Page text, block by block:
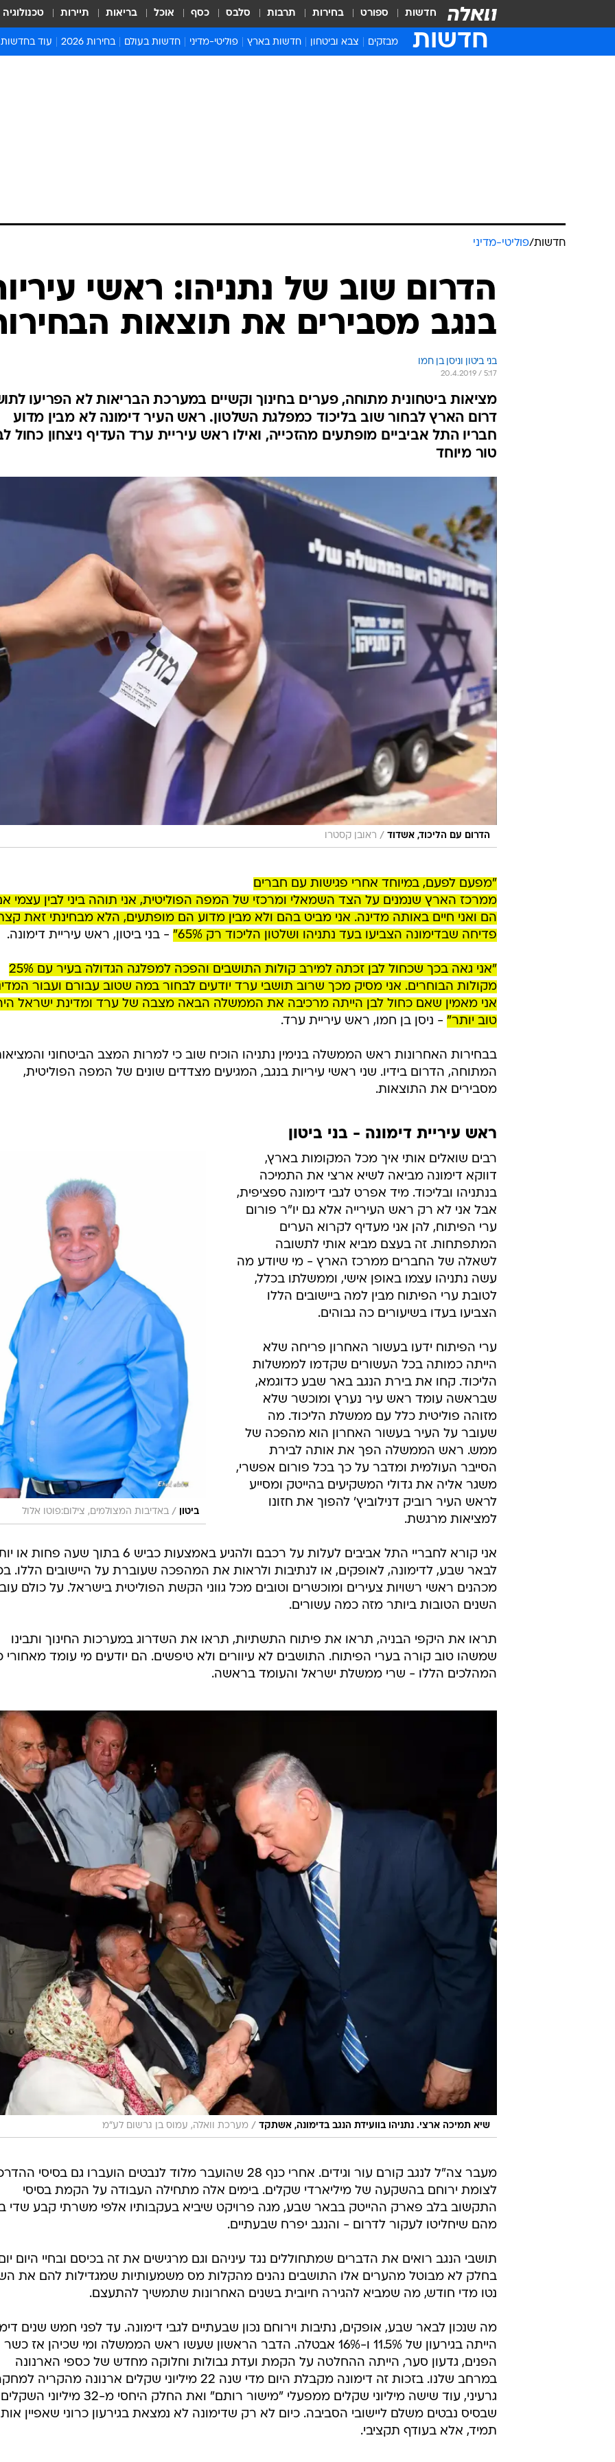
חדשות ספורט בחירות תרבות סלבס כסף אוכל בריאות תיירות טכנולוגיה
חדשות מבזקים צבא וביטחון חדשות בארץ פוליטי-מדיני חדשות בעולם בחירות 2026 עוד בחדשות
חדשות
המייל האדום
חדשות/פוליטי-מדיני
הדרום שוב של נתניהו: ראשי
בנגב מסבירים את תוצאות
בני ביטון וניסן בן חמו
20.4.2019 / 5:17
מציאות ביטחונית מתוחה, פערים בחינוך וקשיים במערכת הבריאות לא הפריעו
דרום הארץ לבחור שוב בליכוד כמפלגת השלטון. ראש העיר דימונה לא מבין מדוע
חבריו התל אביביים מופתעים מהזכייה, ואילו ראש עיריית ערד העדיף ניצחון כחול
טור מיוחד
הדרום עם הליכוד, אשדוד / ראובן קסטרו
"מפעם לפעם, במיוחד אחרי פגישות עם חברים
ממרכז הארץ שנמנים על הצד השמאלי ומרכזי של המפה הפוליטית, אני תוהה ביני לבין עצמי
הם ואני חיים באותה מדינה. אני מביט בהם ולא מבין מדוע הם מופתעים, הלא מבחינתי זאת
פדיחה שבדימונה הצביעו בעד נתניהו ושלטון הליכוד רק 65%"
- בני ביטון, ראש עיריית דימונה.
"אני גאה בכך שכחול לבן זכתה למירב קולות התושבים והפכה למפלגה הגדולה בעיר עם 25%
מקולות הבוחרים. אני מסיק מכך שרוב תושבי ערד יודעים לבחור במה שטוב עבורם ועבור
אני מאמין שאם כחול לבן הייתה מרכיבה את הממשלה הבאה מצבה של ערד ומדינת ישראל
טוב יותר" - ניסן בן חמו, ראש עיריית ערד.
בבחירות האחרונות ראש הממשלה בנימין נתניהו הוכיח שוב כי למרות המצב הביטחוני
המתוחה, הדרום בידיו. שני ראשי עיריות בנגב, המגיעים מצדדים שונים של המפה הפוליטית,
מסבירים את התוצאות.
ראש עיריית דימונה - בני ביטון
ביטון / באדיבות המצולמים, צילום:פוטו אלול
רבים שואלים אותי איך מכל המקומות בארץ,
דווקא דימונה מביאה לשיא ארצי את התמיכה
בנתניהו ובליכוד. מיד אפרט לגבי דימונה ספציפית,
אבל אני לא רק ראש העירייה אלא גם יו"ר פורום
ערי הפיתוח, להן אני מעדיף לקרוא הערים
המתפתחות. זה בעצם מביא אותי לתשובה
לשאלה של החברים ממרכז הארץ - מי שיודע מה
עשה נתניהו עצמו באופן אישי, וממשלתו בכלל,
לטובת ערי הפיתוח מבין למה ביישובים הללו
הצביעו בעדו בשיעורים כה גבוהים.
ערי הפיתוח ידעו בעשור האחרון פריחה שלא
הייתה כמותה בכל העשורים שקדמו לממשלות
הליכוד. קחו את בירת הנגב באר שבע כדוגמא,
שבראשה עומד ראש עיר נערץ ומוכשר שלא
מזוהה פוליטית כלל עם ממשלת הליכוד. מה
שעובר על העיר בעשור האחרון הוא מהפכה של
ממש. ראש הממשלה הפך את אותה לבירת
הסייבר העולמית ומדבר על כך בכל פורום אפשרי,
משגר אליה את גדולי המשקיעים בהייטק ומסייע
לראש העיר רוביק דנילוביץ' להפוך את חזונו
למציאות מרגשת.
אני קורא לחבריי התל אביבים לעלות על רכבם ולהגיע באמצעות כביש 6 בתוך שעה פחות
לבאר שבע, לדימונה, לאופקים, או לנתיבות ולראות את המהפכה שעוברת על היישובים הללו.
מכהנים ראשי רשויות צעירים ומוכשרים וטובים מכל גווני הקשת הפוליטית בישראל. על כולם
השנים הטובות ביותר מזה כמה עשורים.
תראו את היקפי הבניה, תראו את פיתוח התשתיות, תראו את השדרוג במערכות החינוך ותבינו
שמשהו טוב קורה בערי הפיתוח. התושבים לא עיוורים ולא טיפשים. הם יודעים מי עומד מאחורי
המהלכים הללו - שרי ממשלת ישראל והעומד בראשה.
שיא תמיכה ארצי. נתניהו בוועידת הנגב בדימונה, אשתקד / מערכת וואלה, עמוס בן גרשום לע"מ
מעבר צה"ל לנגב קורם עור וגידים. אחרי כנף 28 שהועבר מלוד לנבטים הועברו גם בסיסי
לצומת ירוחם בהשקעה של מיליארדי שקלים. בימים אלה מתחילה העבודה על הקמת בסיסי
מהם שיחליטו לעקור לדרום - והנגב יפרח שבעתיים.
תושבי הנגב רואים את הדברים שמתחוללים נגד עיניהם וגם מרגישים את זה בכיסם ובחיי היום
בחלק לא מבוטל מהערים אלו התושבים נהנים מהקלות מס משמעותיות שמגדילות להם את
נטו מדי חודש, מה שמביא להגירה חיובית בשנים האחרונות שתמשיך להתעצם.
מה שנכון לבאר שבע, אופקים, נתיבות וירוחם נכון שבעתיים לגבי דימונה. עד לפני חמש שנים
הייתה בגירעון של 11.5% ו-16% אבטלה. הדבר הראשון שעשו ראש הממשלה ומי שכיהן אז כשר
הפנים, גדעון סער, הייתה ההחלטה על הקמת ועדת גבולות וחלוקה מחדש של כספי הארנונה
במרחב שלנו. בזכות זה דימונה מקבלת היום מדי שנה 22 מיליוני שקלים ארנונה מהקריה
גרעיני, עוד שישה מיליוני שקלים ממפעלי "מישור רותם" ואת החלק היחסי מ-32 מיליוני השקלים
שבסיס נבטים משלם ליישובי הסביבה. כיום לא רק שדימונה לא נמצאת בגירעון כרוני שאפיין
תמיד, אלא בעודף תקציבי.